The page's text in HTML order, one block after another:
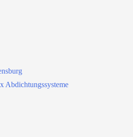
Abdichtungssysteme